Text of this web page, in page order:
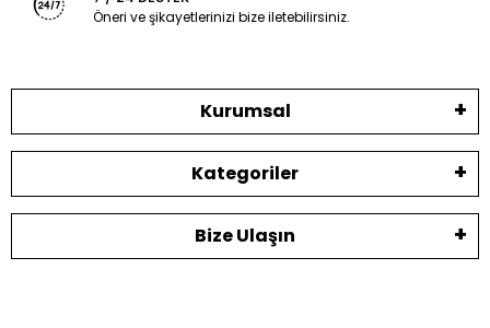
Öneri ve şikayetlerinizi bize iletebilirsiniz.
Kurumsal
Kategoriler
Bize Ulaşın